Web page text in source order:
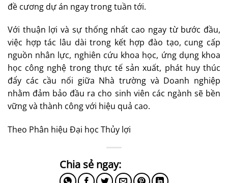
đề cương dự án ngay trong tuần tới.
Với thuận lợi và sự thống nhất cao ngay từ bước đầu,
việc hợp tác lâu dài trong kết hợp đào tạo, cung cấp
nguồn nhân lực, nghiên cứu khoa học, ứng dụng khoa
học công nghệ trong thực tế sản xuất, phát huy thúc
đẩy các cầu nối giữa Nhà trường và Doanh nghiệp
nhằm đảm bảo đầu ra cho sinh viên các ngành sẽ bền
vững và thành công với hiệu quả cao.
Theo Phân hiệu Đại học Thủy lợi